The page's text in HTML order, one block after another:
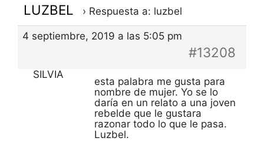
LUZBEL › Respuesta a: luzbel
4 septiembre, 2019 a las 5:05 pm
#13208
SILVIA
esta palabra me gusta para
nombre de mujer. Yo se lo
daría en un relato a una joven
rebelde que le gustara
razonar todo lo que le pasa.
Luzbel.